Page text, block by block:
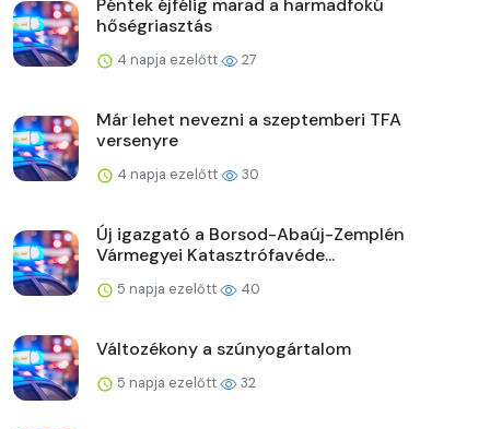
Péntek éjfélig marad a harmadfokú
hőségriasztás
4 napja ezelőtt 27
Már lehet nevezni a szeptemberi TFA
versenyre
4 napja ezelőtt 30
Új igazgató a Borsod-Abaúj-Zemplén
Vármegyei Katasztrófavéde...
5 napja ezelőtt 40
Változékony a szúnyogártalom
5 napja ezelőtt 32